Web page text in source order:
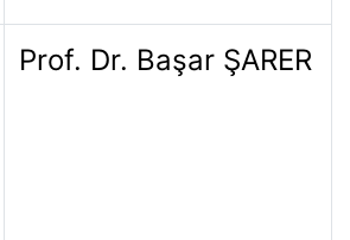
Prof. Dr. Başar ŞARER